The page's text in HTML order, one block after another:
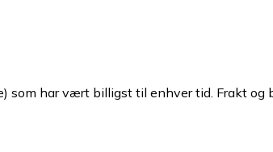
har vært billigst til enhver tid. Frakt og